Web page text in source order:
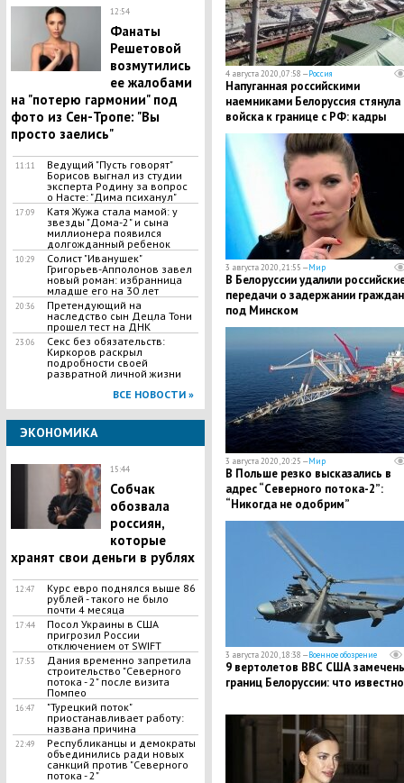
12:54
Фанаты
Решетовой
возмутились
ее жалобами
на "потерю гармонии" под
фото из Сен-Тропе: "Вы
просто заелись"
11:11
Ведущий "Пусть говорят"
Борисов выгнал из студии
эксперта Родину за вопрос
о Насте: "Дима психанул"
17:09
​Катя Жужа стала мамой: у
звезды "Дома-2" и сына
миллионера появился
долгожданный ребенок
10:29
Солист "Иванушек"
Григорьев-Апполонов завел
новый роман: избранница
младше его на 30 лет
20:36
​Претендующий на
наследство сын Децла Тони
прошел тест на ДНК
23:06
​Секс без обязательств:
Киркоров раскрыл
подробности своей
развратной личной жизни
ВСЕ НОВОСТИ »
ЭКОНОМИКА
15:44
Собчак
обозвала
россиян,
которые
хранят свои деньги в рублях
12:47
Курс евро поднялся выше 86
рублей - такого не было
почти 4 месяца
17:44
Посол Украины в США
пригрозил России
отключением от SWIFT
17:53
Дания временно запретила
строительство "Северного
потока - 2" после визита
Помпео
16:47
"Турецкий поток"
приостанавливает работу:
названа причина
22:49
Республиканцы и демократы
объединились ради новых
санкций против "Северного
потока - 2"
4 августа 2020, 07:58 —Россия
​Напуганная российскими
наемниками Белоруссия стянула
войска к границе с РФ: кадры
3 августа 2020, 21:55 —Мир
​В Белоруссии удалили
передачи о задержании
под Минском
3 августа 2020, 20:25 —Мир
​В Польше резко высказались в
адрес “Северного потока-2”:
“Никогда не одобрим”
3 августа 2020, 18:38 —Военное обозрение
​9 вертолетов ВВС США
границ Белоруссии: что известно